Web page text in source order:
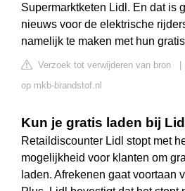
Supermarktketen Lidl. En dat is
nieuws voor de elektrische
namelijk te maken met hun
Verzoek tot verwijderen van bron
op mkb-brandstof.nl
Kun je gratis laden bij
Retaildiscounter Lidl stopt met
mogelijkheid voor klanten om
laden. Afrekenen gaat voortaan